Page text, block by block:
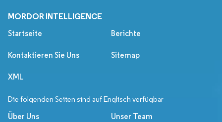
MORDOR INTELLIGENCE
Startseite Berichte
Kontaktieren Sie Uns Sitemap
XML
Die folgenden Seiten sind auf Englisch verfügbar
Über Uns Unser Team